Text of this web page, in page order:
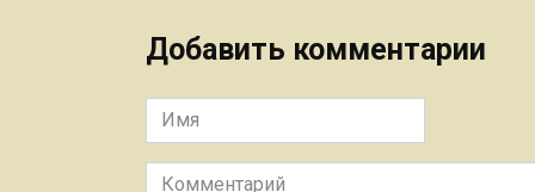
Добавить комментарии
Имя
Комментарий